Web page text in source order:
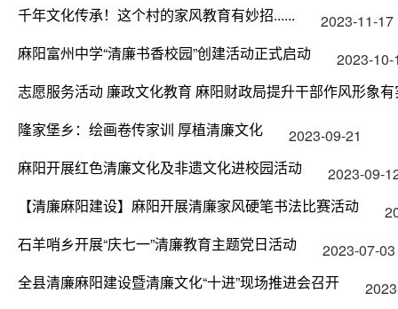
千年文化传承！这个村的家风教育有妙招......
2023-11-17
麻阳富州中学“清廉书香校园”创建活动正式启动
2023-10-
志愿服务活动 廉政文化教育 麻阳财政局提升干部作风形象
隆家堡乡：绘画卷传家训 厚植清廉文化
2023-09-21
麻阳开展红色清廉文化及非遗文化进校园活动
2023-09-
【清廉麻阳建设】麻阳开展清廉家风硬笔书法比赛活动
石羊哨乡开展“庆七一”清廉教育主题党日活动
2023-07-03
全县清廉麻阳建设暨清廉文化“十进”现场推进会召开